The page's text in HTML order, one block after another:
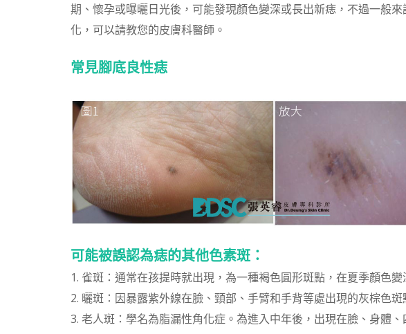
期、懷孕或曝曬日光後，可能發現顏色變深或長出新痣，不過一般
化，可以請教您的皮膚科醫師。
常見腳底良性痣
可能被誤認為痣的其他色素斑：
1. 雀斑：通常在孩提時就出現，為一種褐色圓形斑點，在夏季顏色
2. 曬斑：因暴露紫外線在臉、頸部、手臂和手背等處出現的灰棕色斑
3. 老人斑：學名為脂漏性角化症。為進入中年後，出現在臉、身體